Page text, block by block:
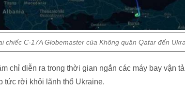
chiếc C-17A Globemaster của Không quân Qatar đến
chỉ diễn ra trong thời gian ngắn các máy bay vận
tức rời khỏi lãnh thổ Ukraine.